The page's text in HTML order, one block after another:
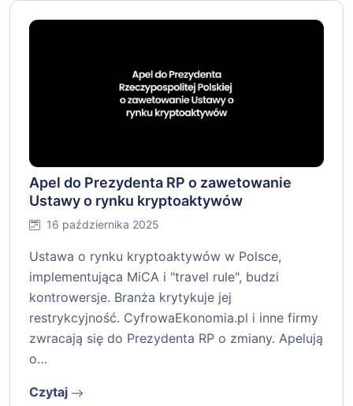
Apel do Prezydenta RP o zawetowanie
Ustawy o rynku kryptoaktywów
16 października 2025
Ustawa o rynku kryptoaktywów w Polsce,
implementująca MiCA i "travel rule", budzi
kontrowersje. Branża krytykuje jej
restrykcyjność. CyfrowaEkonomia.pl i inne firmy
zwracają się do Prezydenta RP o zmiany. Apelują
o…
Czytaj